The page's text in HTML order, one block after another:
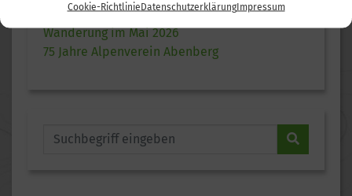
Cookie-RichtlinieDatenschutzerklärungImpressum
Wanderung im Juni 2026
Wanderung im Mai 2026
75 Jahre Alpenverein Abenberg